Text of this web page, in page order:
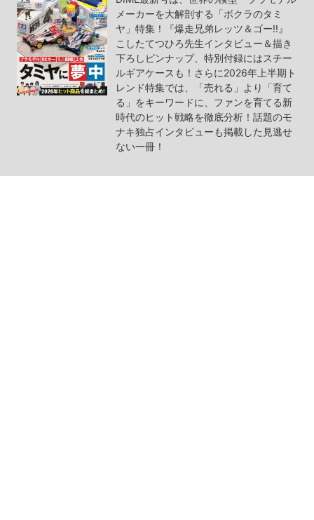
メーカーを大解剖する「ボクラのタミ
ヤ」特集！『爆走兄弟レッツ＆ゴー!!』
こしたてつひろ先生インタビュー＆描き
下ろしピンナップ、特別付録にはスチー
ルギアケースも！さらに2026年上半期ト
レンド特集では、「売れる」より「育て
る」をキーワードに、ファンを育てる新
時代のヒット戦略を徹底分析！話題のモ
ナキ独占インタビューも掲載した見逃せ
ない一冊！